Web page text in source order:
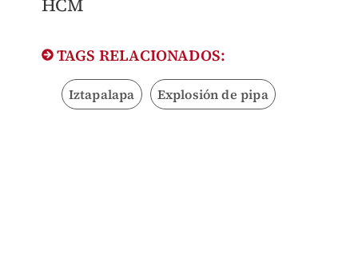
HCM
TAGS RELACIONADOS:
Iztapalapa Explosión de pipa